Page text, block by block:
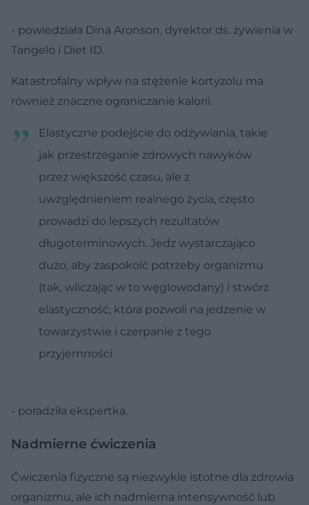
- powiedziała Dina Aronson, dyrektor ds. żywienia w
Tangelo i Diet ID.
Katastrofalny wpływ na stężenie kortyzolu ma
również znaczne ograniczanie kalorii.
Elastyczne podejście do odżywiania, takie
jak przestrzeganie zdrowych nawyków
przez większość czasu, ale z
uwzględnieniem realnego życia, często
prowadzi do lepszych rezultatów
długoterminowych. Jedz wystarczająco
dużo, aby zaspokoić potrzeby organizmu
(tak, wliczając w to węglowodany) i stwórz
elastyczność, która pozwoli na jedzenie w
towarzystwie i czerpanie z tego
przyjemności
- poradziła ekspertka.
Nadmierne ćwiczenia
Ćwiczenia fizyczne są niezwykle istotne dla zdrowia
organizmu, ale ich nadmierna intensywność lub